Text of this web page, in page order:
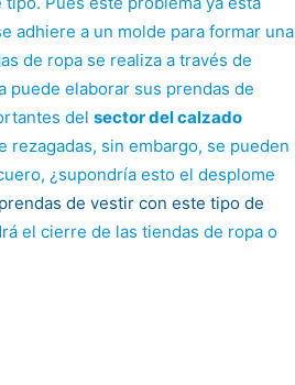
adhiere a un molde para formar una
de ropa se realiza a través de
puede elaborar sus prendas de
del sector del calzado
rezagadas, sin embargo, se pueden
¿supondría esto el desplome
de vestir con este tipo de
el cierre de las tiendas de ropa o